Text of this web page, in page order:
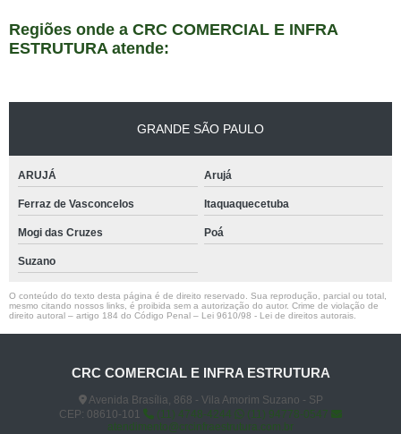
Regiões onde a CRC COMERCIAL E INFRA
ESTRUTURA atende:
GRANDE SÃO PAULO
ARUJÁ Arujá
Ferraz de Vasconcelos Itaquaquecetuba
Mogi das Cruzes Poá
Suzano
O conteúdo do texto desta página é de direito reservado. Sua reprodução, parcial ou total,
mesmo citando nossos links, é proibida sem a autorização do autor. Crime de violação de
direito autoral – artigo 184 do Código Penal – Lei 9610/98 - Lei de direitos autorais
CRC COMERCIAL E INFRA ESTRUTURA
Avenida Brasília, 868 - Vila Amorim Suzano - SP
CEP: 08610-101
(11) 4748-4244
(11) 94778-0547
atendimento@crcinfraestrutura.com.br